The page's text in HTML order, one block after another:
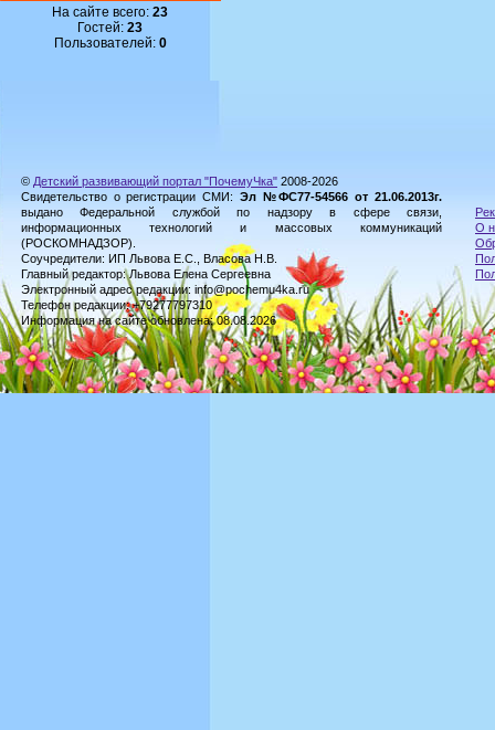
На сайте всего:23
Гостей:23
Пользователей: 0
© Детский развивающий портал "ПочемуЧка" 2008-2026
Свидетельство о регистрации СМИ: Эл №ФС77-54566 от 21.06.2013г.
выдано Федеральной службой по надзору в сфере связи,
информационных технологий и массовых коммуникаций
(РОСКОМНАДЗОР).
Соучредители: ИП Львова Е.С., Власова Н.В.
Главный редактор: Львова Елена Сергеевна
Электронный адрес редакции: info@pochemu4ka.ru
Телефон редакции: +79277797310
Информация на сайте обновлена: 08.08.2026
О